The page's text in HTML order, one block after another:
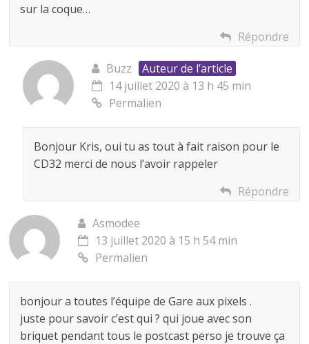
sur la coque…
Répondre
Buzz
Auteur de l’article
14 juillet 2020 à 13 h 45 min
Permalien
Bonjour Kris, oui tu as tout à fait raison pour le
CD32 merci de nous l’avoir rappeler
Répondre
Asmodee
13 juillet 2020 à 15 h 54 min
Permalien
bonjour a toutes l’équipe de Gare aux pixels .
juste pour savoir c’est qui ? qui joue avec son
briquet pendant tous le postcast perso je trouve ça